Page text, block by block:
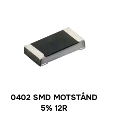
0402 SMD MOTSTÅND
5% 12R